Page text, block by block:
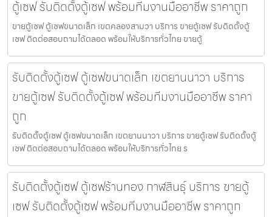
ตู้เซฟ รับติดตั้งตู้เซฟ พร้อมทีมงานมืออาชีพ ราคาถูก
ขายตู้เซฟ ตู้เซฟขนาดเล็ก เขตคลองสามวา บริการ ขายตู้เซฟ รับติดตั้งตู้
เซฟ ติดต่อสอบถามได้ตลอด พร้อมให้บริการทั่วไทย ขายตู้
รับติดตั้งตู้เซฟ ตู้เซฟขนาดเล็ก เขตยานนาวา บริการ
ขายตู้เซฟ รับติดตั้งตู้เซฟ พร้อมทีมงานมืออาชีพ ราคา
ถูก
รับติดตั้งตู้เซฟ ตู้เซฟขนาดเล็ก เขตยานนาวา บริการ ขายตู้เซฟ รับติดตั้งตู้
เซฟ ติดต่อสอบถามได้ตลอด พร้อมให้บริการทั่วไทย ร
รับติดตั้งตู้เซฟ ตู้เซฟร้านทอง กาฬสินธุ์ บริการ ขายตู้
เซฟ รับติดตั้งตู้เซฟ พร้อมทีมงานมืออาชีพ ราคาถูก